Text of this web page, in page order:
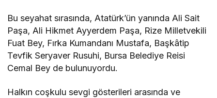
Bu seyahat sırasında, Atatürk’ün yanında Ali Sait
Paşa, Ali Hikmet Ayyerdem Paşa, Rize Milletvekili
Fuat Bey, Fırka Kumandanı Mustafa, Başkâtip
Tevfik Seryaver Rusuhi, Bursa Belediye Reisi
Cemal Bey de bulunuyordu.
Halkın coşkulu sevgi gösterileri arasında ve